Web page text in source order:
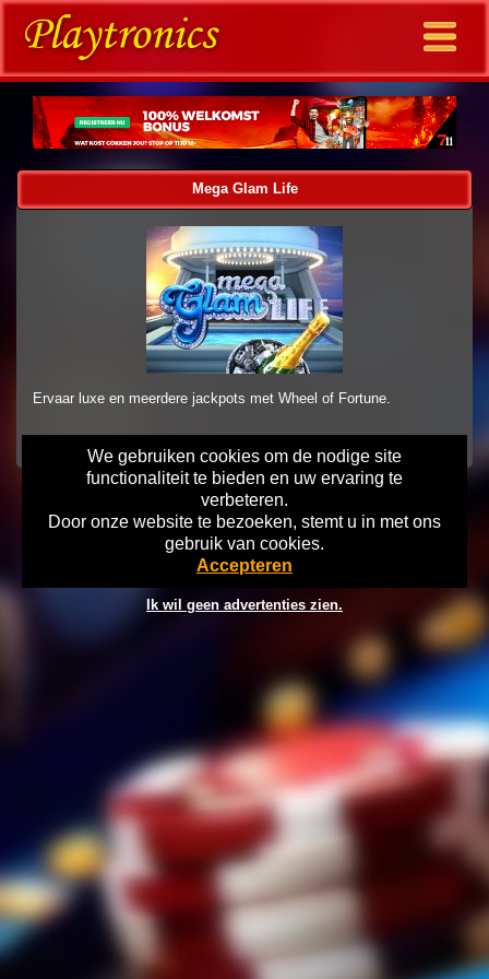
We gebruiken cookies om de nodige site
functionaliteit te bieden en uw ervaring te
verbeteren.
Door onze website te bezoeken, stemt u in met ons
gebruik van cookies.
Accepteren
Mega Glam Life
Ervaar luxe en meerdere jackpots met Wheel of Fortune.
Home Disclaimer
Gok Info
©2026 playtronics.nl Verantwoord Gokken Info, Wat kost gokken jou?
Stop op tijd, 18+
Ik wil geen advertenties zien.